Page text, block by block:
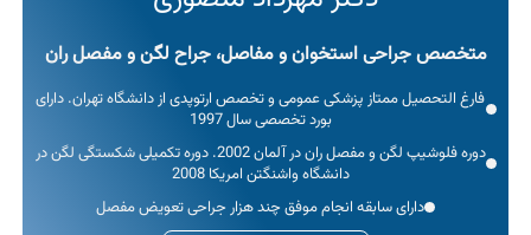
متخصص جراحی استخوان و مفاصل، جراح لگن و مفصل ران
فارغ التحصیل ممتاز پزشکی عمومی و تخصص ارتوپدی از دانشگاه تهران. دارای
بورد تخصصی سال 1997
دوره فلوشیپ لگن و مفصل ران در آلمان 2002. دوره تکمیلی شکستگی لگن در
دانشگاه واشنگتن امریکا 2008
دارای سابقه انجام موفق چند هزار جراحی تعویض مفصل